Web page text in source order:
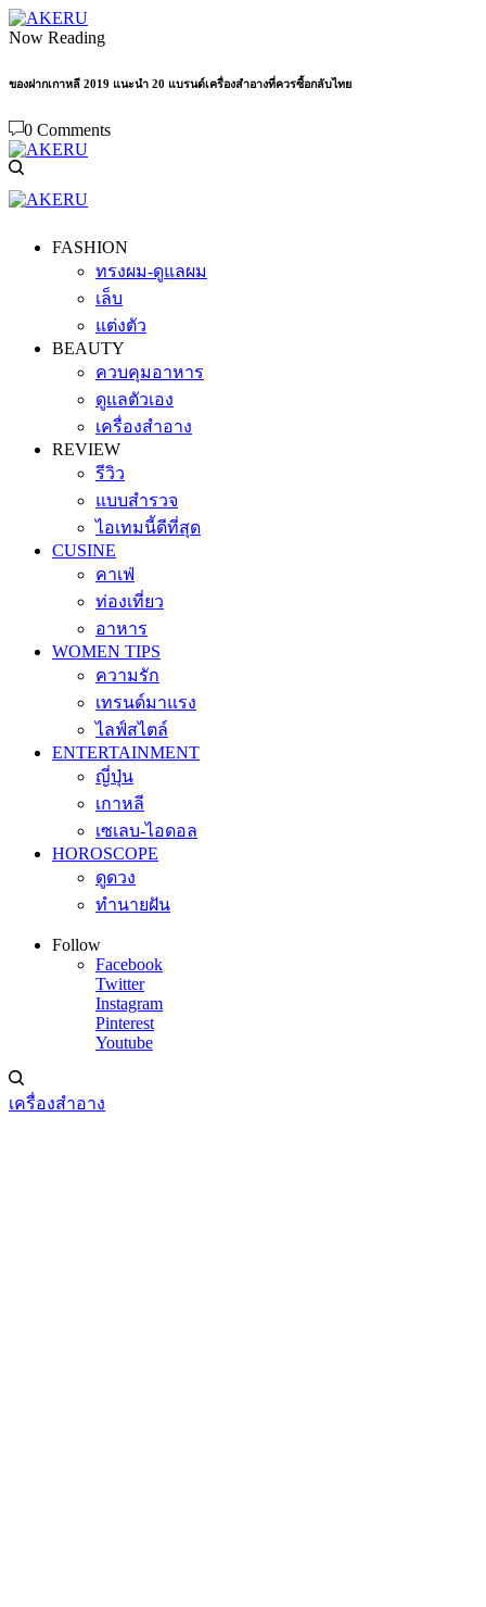
Now Reading
ของฝากเกาหลี 2019 แนะนำ 20 แบรนด์เครื่องสำอางที่ควรซื้อกลับไทย
0 Comments
FASHION
ทรงผม-ดูแลผม
เล็บ
แต่งตัว
BEAUTY
ควบคุมอาหาร
ดูแลตัวเอง
เครื่องสำอาง
REVIEW
รีวิว
แบบสำรวจ
ไอเทมนี้ดีที่สุด
CUSINE
คาเฟ่
ท่องเที่ยว
อาหาร
WOMEN TIPS
ความรัก
เทรนด์มาแรง
ไลฟ์สไตล์
ENTERTAINMENT
ญี่ปุ่น
เกาหลี
เซเลบ-ไอดอล
HOROSCOPE
ดูดวง
ทำนายฝัน
Follow
Facebook
Twitter
Instagram
Pinterest
Youtube
เครื่องสำอาง